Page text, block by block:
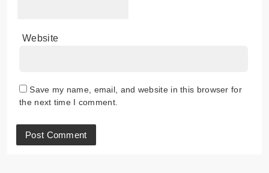
Website
Save my name, email, and website in this browser for
the next time I comment.